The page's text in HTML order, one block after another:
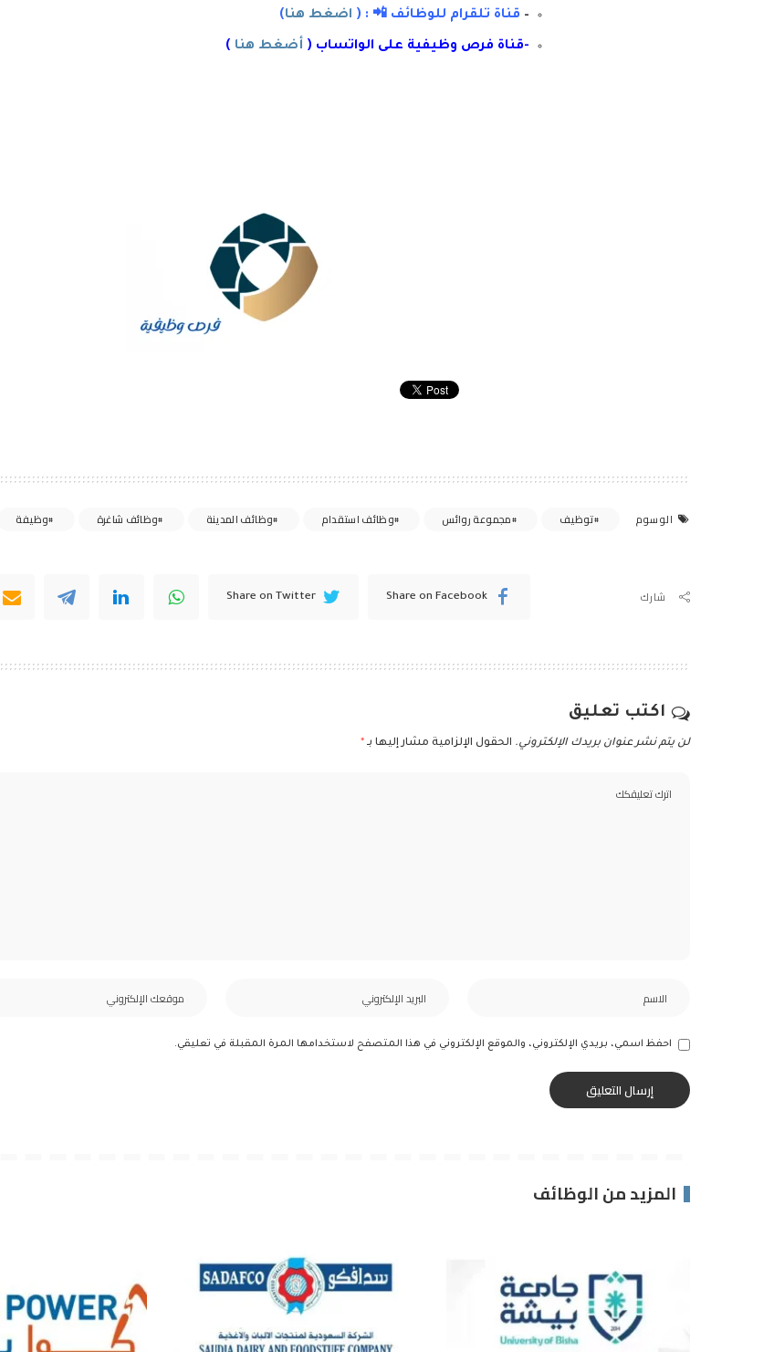
– قناة تلقرام للوظائف 📲 : ( اضغط هنا)
-قناة فرص وظيفية على الواتساب ( أضغط هنا )
الوسوم توظيف مجموعة روائس وظائف استقدام وظائف المدينة وظائف شاغرة وظيفة
شارك Share on Facebook
Share on Twitter
اكتب تعليق
لن يتم نشر عنوان بريدك الإلكتروني. الحقول الإلزامية مشار إليها بـ *
احفظ اسمي، بريدي الإلكتروني، والموقع الإلكتروني في هذا المتصفح لاستخدامها المرة المقبلة في تعليقي.
المزيد من الوظائف